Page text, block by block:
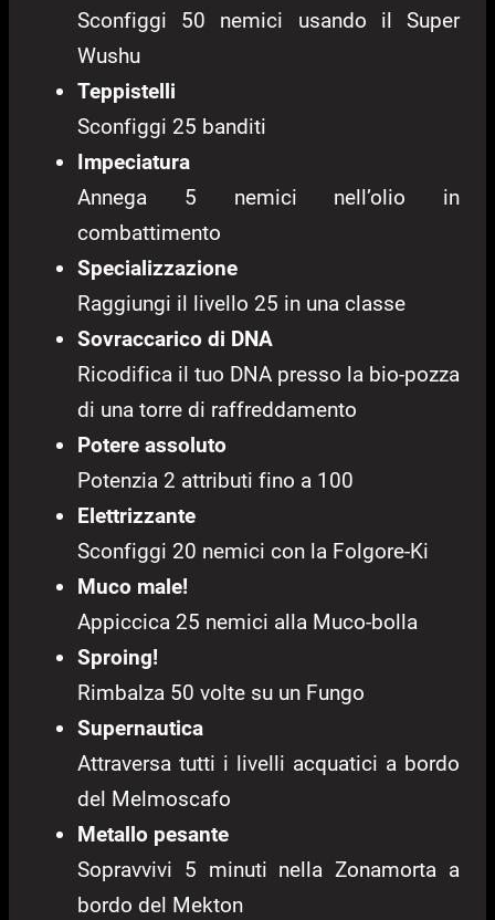
Sconfiggi 50 nemici usando il Super
Wushu
Teppistelli
Sconfiggi 25 banditi
Impeciatura
Annega 5 nemici nell’olio in
combattimento
Specializzazione
Raggiungi il livello 25 in una classe
Sovraccarico di DNA
Ricodifica il tuo DNA presso la bio-pozza
di una torre di raffreddamento
Potere assoluto
Potenzia 2 attributi fino a 100
Elettrizzante
Sconfiggi 20 nemici con la Folgore-Ki
Muco male!
Appiccica 25 nemici alla Muco-bolla
Sproing!
Rimbalza 50 volte su un Fungo
Supernautica
Attraversa tutti i livelli acquatici a bordo
del Melmoscafo
Metallo pesante
Sopravvivi 5 minuti nella Zonamorta a
bordo del Mekton